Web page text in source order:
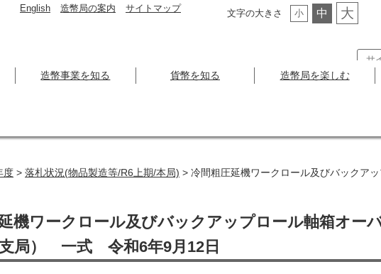
English 造幣局の案内 サイトマップ 文字の大きさ 小 中 大
造幣事業を知る 貨幣を知る 造幣局を楽しむ
度 > 落札状況(物品製造等/R6上期/本局) > 冷間粗圧延機ワークロール及びバック
機ワークロール及びバックアップロール軸箱オー
局） 一式 令和6年9月12日